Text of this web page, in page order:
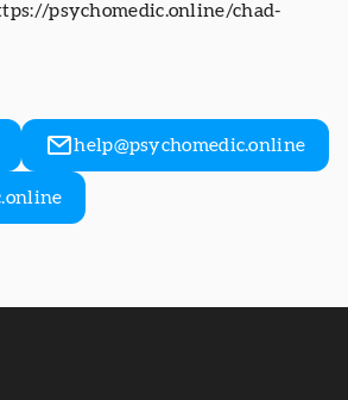
psychomedic.online/chad-
help@psychomedic.online